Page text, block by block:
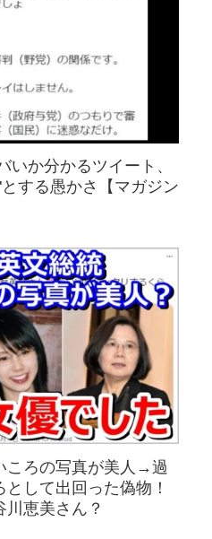
いか分かるツイート、
する愚かさ【マガジン
ころの写真が美人→過
して出回った偽物！
恵美さん？